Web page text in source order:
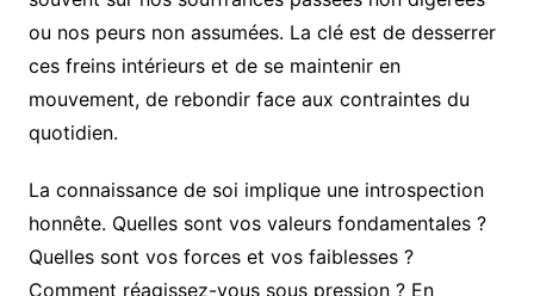
ou nos peurs non assumées. La clé est de desserrer
ces freins intérieurs et de se maintenir en
mouvement, de rebondir face aux contraintes du
quotidien.
La connaissance de soi implique une introspection
honnête. Quelles sont vos valeurs fondamentales ?
Quelles sont vos forces et vos faiblesses ?
Comment réagissez-vous sous pression ? En